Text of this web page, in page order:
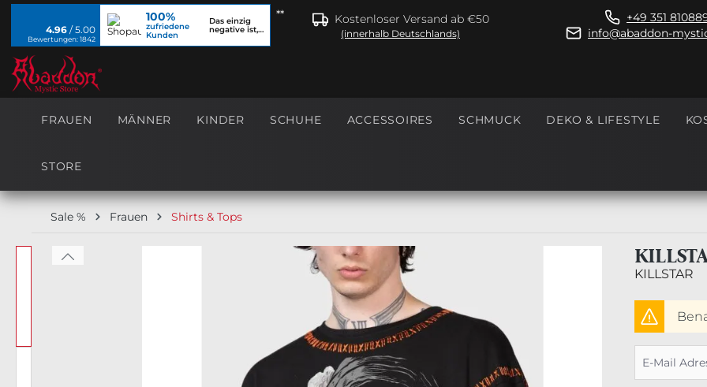
Zur Hauptnavigation springen **
4.96 / 5.00
Bewertungen: 1842
100%
zufriedene
Kunden
Das einzig
negative ist,
Kostenloser Versand ab €50
(innerhalb Deutschlands)
+49 351
info@abaddon-
FRAUEN MÄNNER KINDER SCHUHE ACCESSOIRES SCHMUCK DEKO & LIFESTYLE
STORE
Sale % Frauen Shirts & Tops
Bildergalerie überspringen
KILLSTAR